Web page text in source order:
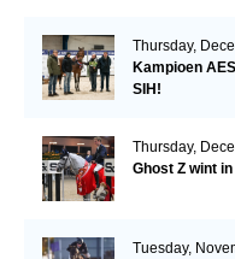
Thursday,
Kampioen
SIH!
Thursday,
Ghost Z wint
Tuesday,